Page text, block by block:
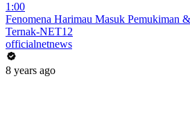
1:00
Fenomena Harimau Masuk Pemukiman
Ternak-NET12
officialnetnews
8 years ago